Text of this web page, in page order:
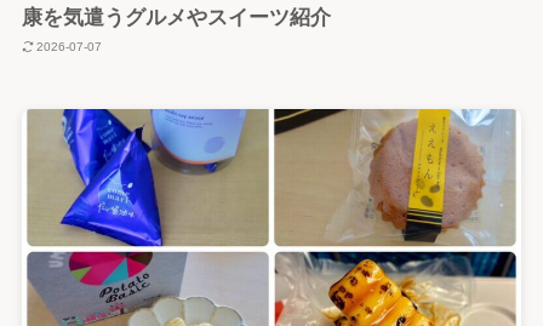
康を気遣うグルメやスイーツ紹介
2026-07-07